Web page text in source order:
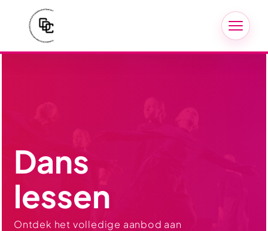
Dans
lessen
Ontdek het volledige aanbod aan